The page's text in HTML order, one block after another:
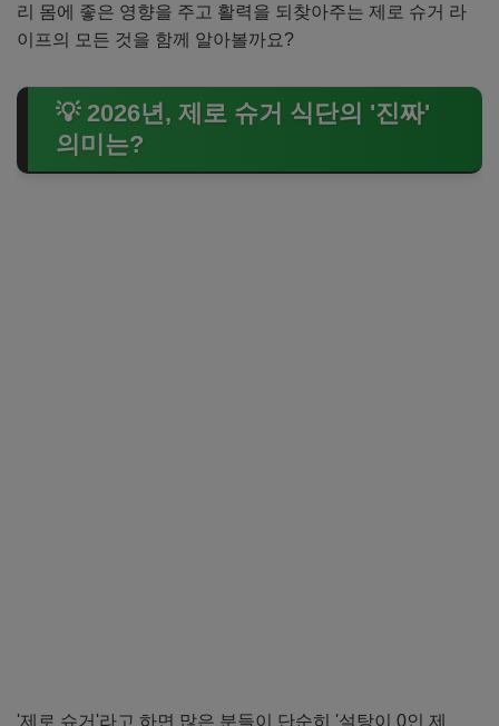
리 몸에 좋은 영향을 주고 활력을 되찾아주는 제로 슈거 라
이프의 모든 것을 함께 알아볼까요?
💡 2026년, 제로 슈거 식단의 '진짜'
의미는?
'제로 슈거'라고 하면 많은 분들이 단순히 '설탕이 0인 제